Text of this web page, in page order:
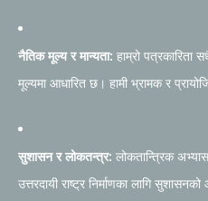
नैतिक मूल्य र मान्यता: हाम्रो
मूल्यमा आधारित छ। हामी भ्रामक र
सुशासन र लोकतन्त्र: लोकतान्त्रिक
उत्तरदायी राष्ट्र निर्माणका लागि